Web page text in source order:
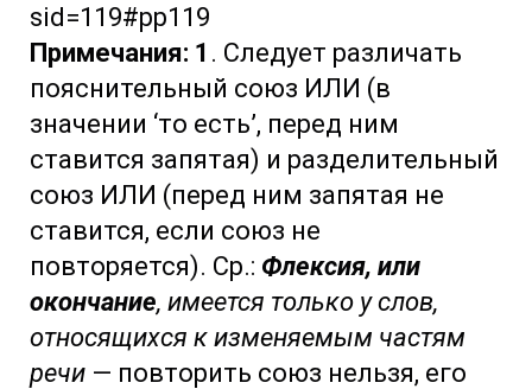
sid=119#pp119
Примечания: 1 . Следует различать
пояснительный союз ИЛИ (в
значении ‘то есть’, перед ним
ставится запятая) и разделительный
союз ИЛИ (перед ним запятая не
ставится, если союз не
повторяется). Ср.: Флексия, или
окончание, имеется только у слов,
относящихся к изменяемым частям
речи — повторить союз нельзя, его